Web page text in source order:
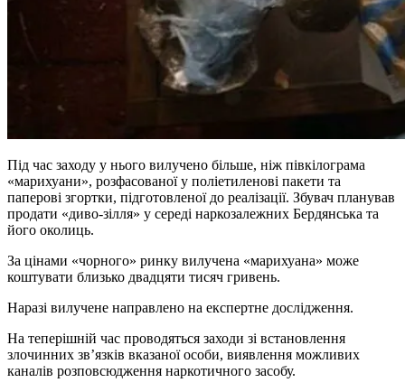
Під час заходу у нього вилучено більше, ніж півкілограма
«марихуани», розфасованої у поліетиленові пакети та
паперові згортки, підготовленої до реалізації. Збувач планував
продати «диво-зілля» у середі наркозалежних Бердянська та
його околиць.
За цінами «чорного» ринку вилучена «марихуана» може
коштувати близько двадцяти тисяч гривень.
Наразі вилучене направлено на експертне дослідження.
На теперішній час проводяться заходи зі встановлення
злочинних зв’язків вказаної особи, виявлення можливих
каналів розповсюдження наркотичного засобу.